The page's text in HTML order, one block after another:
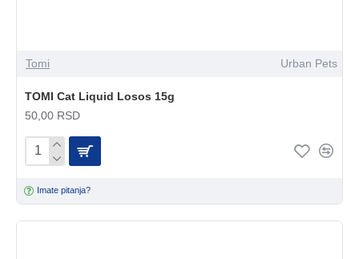
Tomi Urban Pets
TOMI Cat Liquid Losos 15g
50,00 RSD
Imate pitanja?